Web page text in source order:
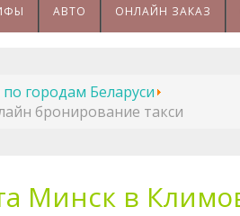
АВТО ОНЛАЙН ЗАКАЗ
городам Беларуси
бронирование такси
Минск в